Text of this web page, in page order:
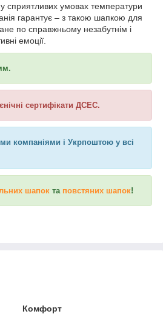
у сприятливих умовах температури
гарантує – з такою шапкою для
по справжньому незабутнім і
емоції.
сертифікати ДСЕС.
компаніями і Укрпоштою у всі
шапок та повстяних шапок!
Комфорт